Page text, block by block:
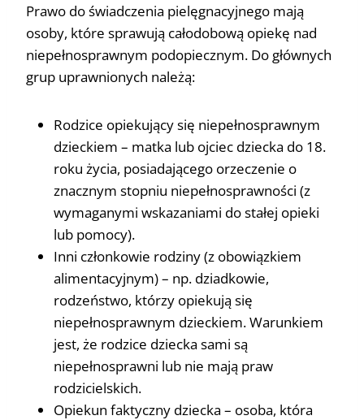
Prawo do świadczenia pielęgnacyjnego mają
osoby, które sprawują całodobową opiekę nad
niepełnosprawnym podopiecznym. Do głównych
grup uprawnionych należą:
Rodzice opiekujący się niepełnosprawnym
dzieckiem – matka lub ojciec dziecka do 18.
roku życia, posiadającego orzeczenie o
znacznym stopniu niepełnosprawności (z
wymaganymi wskazaniami do stałej opieki
lub pomocy).
Inni członkowie rodziny (z obowiązkiem
alimentacyjnym) – np. dziadkowie,
rodzeństwo, którzy opiekują się
niepełnosprawnym dzieckiem. Warunkiem
jest, że rodzice dziecka sami są
niepełnosprawni lub nie mają praw
rodzicielskich.
Opiekun faktyczny dziecka – osoba, która